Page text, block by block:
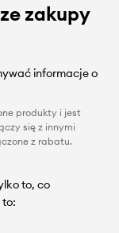
zakupy
informacje o
produkty i jest
się z innymi
z rabatu.
to, co